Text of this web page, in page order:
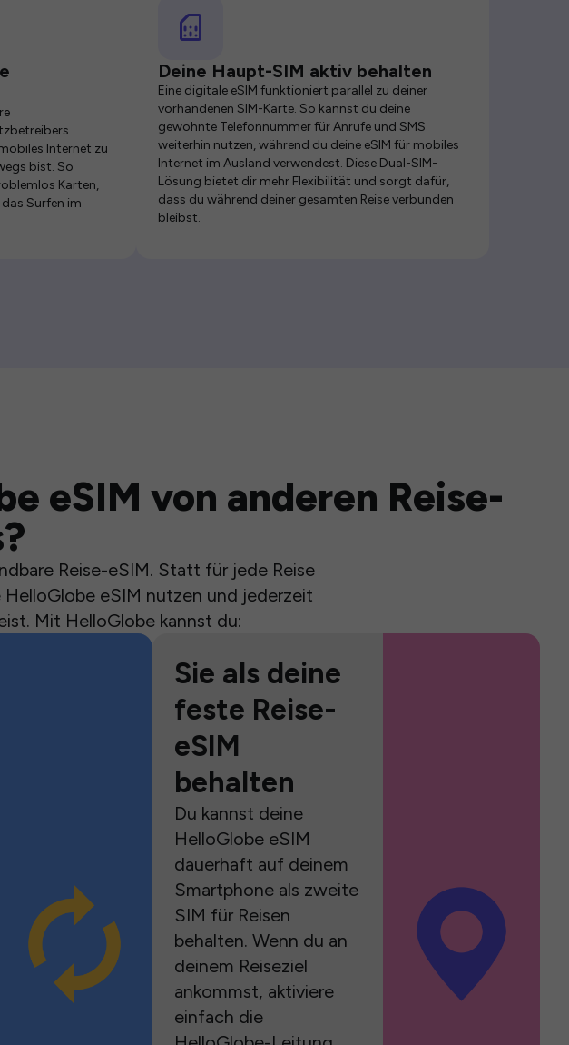
Internet zu
bist. So
Karten,
Surfen im
Deine Haupt-SIM aktiv behalten
Eine digitale eSIM funktioniert parallel zu deiner
vorhandenen SIM-Karte. So kannst du deine
gewohnte Telefonnummer für Anrufe und SMS
weiterhin nutzen, während du deine eSIM für mobiles
Internet im Ausland verwendest. Diese Dual-SIM-
Lösung bietet dir mehr Flexibilität und sorgt dafür,
dass du während deiner gesamten Reise verbunden
bleibst.
eSIM von anderen Reise-
Reise-eSIM. Statt für jede Reise
eSIM nutzen und jederzeit
Mit HelloGlobe kannst du:
Sie als deine
feste Reise-
eSIM
behalten
Du kannst deine
HelloGlobe eSIM
dauerhaft auf deinem
Smartphone als zweite
SIM für Reisen
behalten. Wenn du an
deinem Reiseziel
ankommst, aktiviere
einfach die